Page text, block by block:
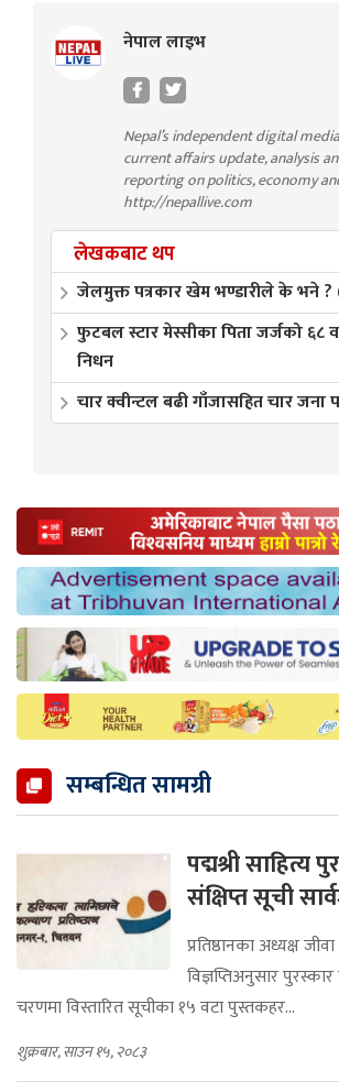
नेपाल लाइभ
Nepal’s independent digital
current affairs update, analysis
reporting on politics, economy
http://nepallive.com
लेखकबाट थप
जेलमुक्त पत्रकार खेम भण्डारीले के भने ?
फुटबल स्टार मेस्सीका पिता जर्जको ६८
निधन
चार क्वीन्टल बढी गाँजासहित चार जना
सम्बन्धित सामग्री
पद्मश्री साहित्य
संक्षिप्त सूची
प्रतिष्ठानका अध्यक्ष
विज्ञप्तिअनुसार पुरस्कार
चरणमा विस्तारित सूचीका १५ वटा पुस्तकहर...
शुक्रबार, साउन १५, २०८३